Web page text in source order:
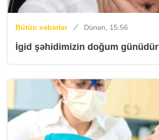
Bütün xəbərlər Dünən, 15:56
İgid şəhidimizin doğum günüdür